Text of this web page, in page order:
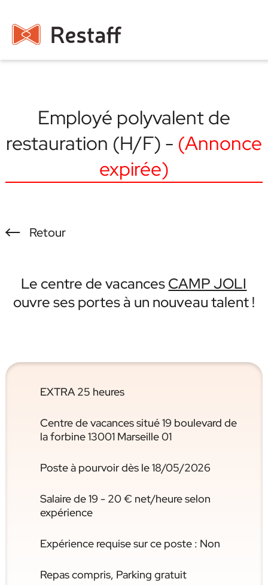
Employé polyvalent de
restauration (H/F) - (Annonce
expirée)
Retour
Le centre de vacancesCAMP JOLI
ouvre ses portes à un nouveau talent !
EXTRA 25 heures
Centre de vacances situé 19 boulevard de
la forbine 13001 Marseille 01
Poste à pourvoir dès le 18/05/2026
Salaire de 19 - 20 € net/heure selon
expérience
Expérience requise sur ce poste : Non
Repas compris, Parking gratuit